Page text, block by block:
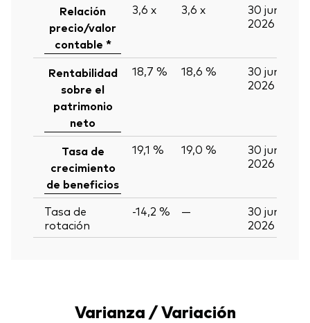
Relación
precio/valor
contable *
3,6 x 3,6 x
30 jun
2026
Rentabilidad
sobre el
patrimonio
neto
18,7 % 18,6 %
30 jun
2026
Tasa de
crecimiento
de beneficios
19,1 % 19,0 %
30 jun
2026
Tasa de
rotación
-14,2 % —
30 jun
2026
Varianza / Variación